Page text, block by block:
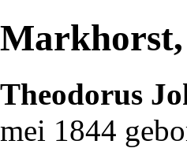
Markhorst,
Theodorus
mei 1844